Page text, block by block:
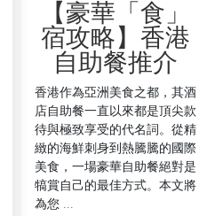
【豪華「食」
宿攻略】香港
自助餐推介
香港作為亞洲美食之都，其酒
店自助餐一直以來都是頂尖款
待與極致享受的代名詞。從精
緻的海鮮刺身到熱騰騰的國際
美食，一場豪華自助餐絕對是
犒賞自己的最佳方式。本文將
為您 ...